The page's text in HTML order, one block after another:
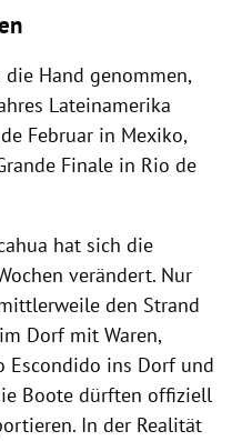
Hand genommen,
Lateinamerika
Februar in Mexiko,
Finale in Rio de
hat sich die
verändert. Nur
den Strand
Dorf mit Waren,
Escondido ins Dorf und
Boote dürften offiziell
In der Realität